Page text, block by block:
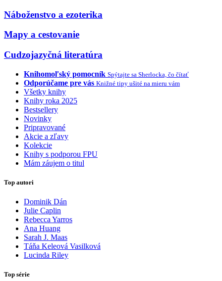
Náboženstvo a ezoterika
Mapy a cestovanie
Cudzojazyčná literatúra
Knihomoľský pomocník Spýtajte sa Sherlocka, čo čítať
Odporúčame pre vás Knižné tipy ušité na mieru vám
Všetky knihy
Knihy roka 2025
Bestsellery
Novinky
Pripravované
Akcie a zľavy
Kolekcie
Knihy s podporou FPU
Mám záujem o titul
Top autori
Dominik Dán
Julie Caplin
Rebecca Yarros
Ana Huang
Sarah J. Maas
Táňa Keleová Vasilková
Lucinda Riley
Top série